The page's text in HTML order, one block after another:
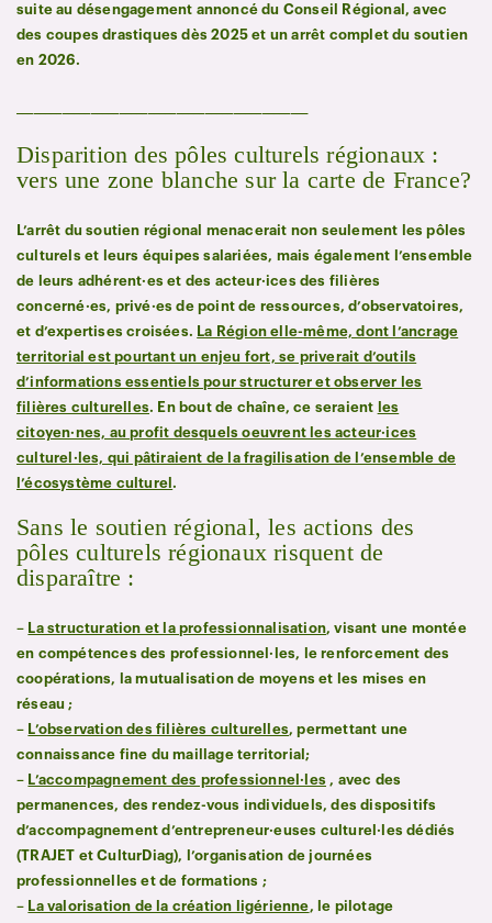
suite au désengagement annoncé du Conseil Régional, avec
des coupes drastiques dès 2025 et un arrêt complet du soutien
en 2026.
Disparition des pôles culturels régionaux :
vers une zone blanche sur la carte de France?
L’arrêt du soutien régional menacerait non seulement les pôles
culturels et leurs équipes salariées, mais également l’ensemble
de leurs adhérent·es et des acteur·ices des filières
concerné·es, privé·es de point de ressources, d’observatoires,
et d’expertises croisées. La Région elle-même, dont l’ancrage
territorial est pourtant un enjeu fort, se priverait d’outils
d’informations essentiels pour structurer et observer les
filières culturelles. En bout de chaîne, ce seraient
les
citoyen·nes, au profit desquels oeuvrent les acteur·ices
culturel·les, qui pâtiraient de la fragilisation de l’ensemble de
l’écosystème culturel.
Sans le soutien régional, les actions des
pôles culturels régionaux risquent de
disparaître :
– La structuration et la professionnalisation, visant une montée
en compétences des professionnel·les, le renforcement des
coopérations, la mutualisation de moyens et les mises en
réseau ;
– L’observation des filières culturelles, permettant une
connaissance fine du maillage territorial;
– L’accompagnement des professionnel·les , avec des
permanences, des rendez-vous individuels, des dispositifs
d’accompagnement d’entrepreneur·euses culturel·les dédiés
(TRAJET et CulturDiag), l’organisation de journées
professionnelles et de formations ;
– La valorisation de la création ligérienne, le pilotage